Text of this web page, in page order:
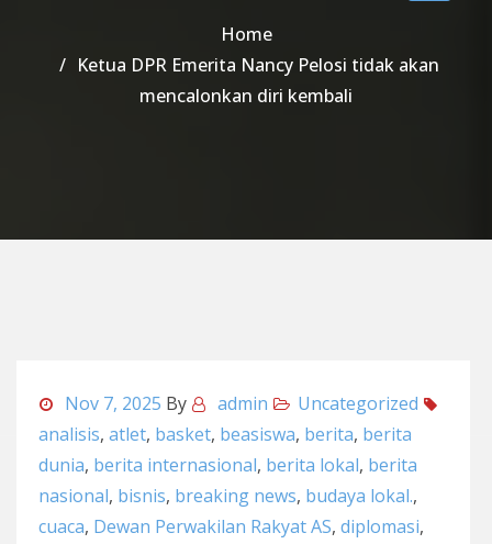
Home
Ketua DPR Emerita Nancy Pelosi tidak akan
mencalonkan diri kembali
Nov 7, 2025 By admin
Uncategorized
analisis, atlet, basket, beasiswa, berita, berita
dunia, berita internasional, berita lokal, berita
nasional, bisnis, breaking news, budaya lokal.,
cuaca, Dewan Perwakilan Rakyat AS, diplomasi,